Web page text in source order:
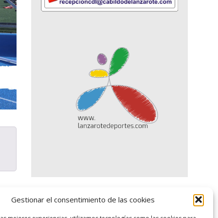
Gestionar el consentimiento de las cookies
logo SID